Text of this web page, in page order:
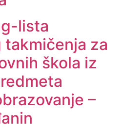
lista
za
škola iz
–